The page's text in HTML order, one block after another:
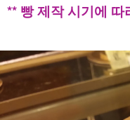
** 빵 제작 시기에